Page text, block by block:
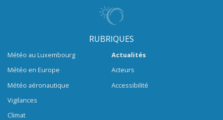
RUBRIQUES
Météo au Luxembourg
Météo en Europe
Météo aéronautique
Vigilances
Climat
Actualités
Acteurs
Accessibilité